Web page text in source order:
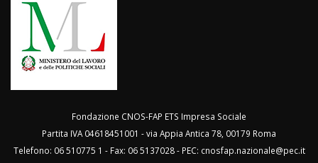
Fondazione CNOS-FAP ETS Impresa Sociale
Partita IVA 04618451001 - via Appia Antica 78, 00179 Roma
Telefono: 06 510775 1 - Fax: 06 5137028 - PEC: cnosfap.nazionale@pec.it